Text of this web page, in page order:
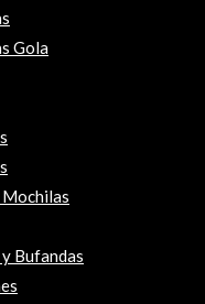
Gola
Bufandas